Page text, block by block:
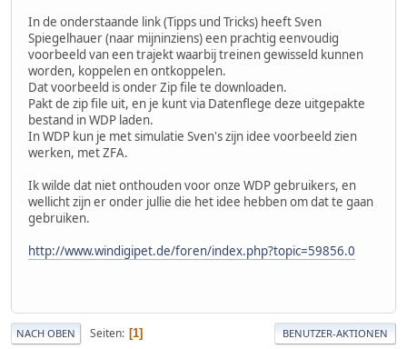
In de onderstaande link (Tipps und Tricks) heeft Sven
Spiegelhauer (naar mijninziens) een prachtig eenvoudig
voorbeeld van een trajekt waarbij treinen gewisseld kunnen
worden, koppelen en ontkoppelen.
Dat voorbeeld is onder Zip file te downloaden.
Pakt de zip file uit, en je kunt via Datenflege deze uitgepakte
bestand in WDP laden.
In WDP kun je met simulatie Sven's zijn idee voorbeeld zien
werken, met ZFA.
Ik wilde dat niet onthouden voor onze WDP gebruikers, en
wellicht zijn er onder jullie die het idee hebben om dat te gaan
gebruiken.
http://www.windigipet.de/foren/index.php?topic=59856.0
NACH OBEN Seiten 1 BENUTZER-AKTIONEN